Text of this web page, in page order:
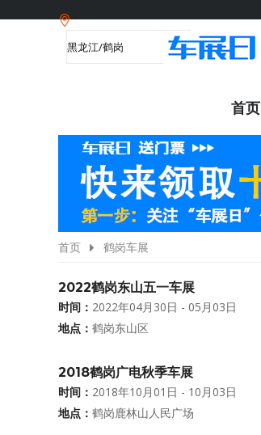
首页
首页 鹤岗车展
2022鹤岗东山五一车展
时间： 2022年04月30日 - 05月03日
地点： 鹤岗东山区
2018鹤岗广电秋季车展
时间： 2018年10月01日 - 10月03日
地点： 鹤岗鹿林山人民广场